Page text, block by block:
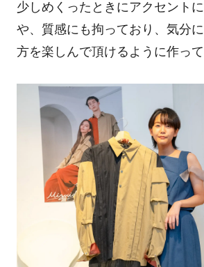
少しめくったときにアクセント
や、質感にも拘っており、気分
方を楽しんで頂けるように作って